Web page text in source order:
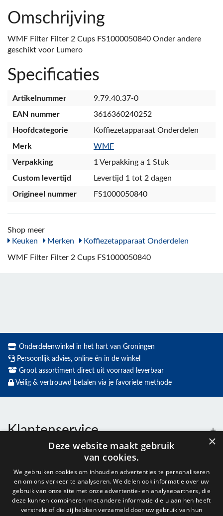
Omschrijving
WMF Filter Filter 2 Cups FS1000050840 Onder andere
geschikt voor Lumero
Specificaties
Artikelnummer
9.79.40.37-0
EAN nummer
3616360240252
Hoofdcategorie
Koffiezetapparaat Onderdelen
Merk
WMF
Verpakking
1 Verpakking a 1 Stuk
Custom levertijd
Levertijd 1 tot 2 dagen
Origineel nummer
FS1000050840
Shop meer
Keuken
Merken Koffiezetapparaat Onderdelen
WMF Filter Filter 2 Cups FS1000050840
Onderdelenwinkel in het hart van Groningen
Persoonlijk advies, online én in de winkel
Groot assortiment direct uit voorraad leverbaar
Veilig & vertrouwd betalen via je favoriete methode
Klantenservice
Openingstijden
×
Deze website maakt gebruik
van cookies.
We gebruiken cookies om inhoud en advertenties te personaliseren
en om ons verkeer te analyseren. We delen ook informatie over uw
gebruik van onze site met onze advertentie- en analysepartners, die
deze kunnen combineren met andere informatie die u aan hen heeft
verstrekt of die zij hebben verzameld door uw gebruik van hun